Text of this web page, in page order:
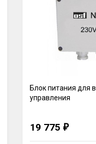
Блок питания для
управления
19 775 ₽